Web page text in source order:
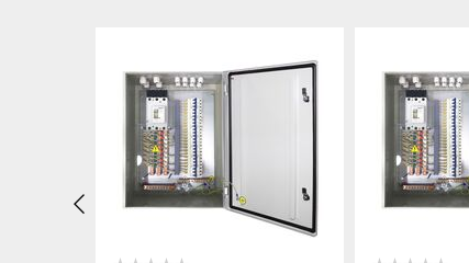
выключателей переменного тока;
01 Порядковый номер в серии;
x Вариант установки:Утопленный-1;